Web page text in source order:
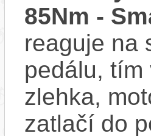
85Nm -
reaguje na
pedálu,
zlehka,
zatlačí do